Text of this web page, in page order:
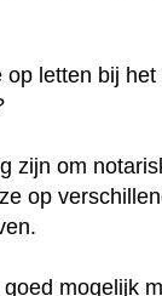
op letten bij het
zijn om
op
mogelijk